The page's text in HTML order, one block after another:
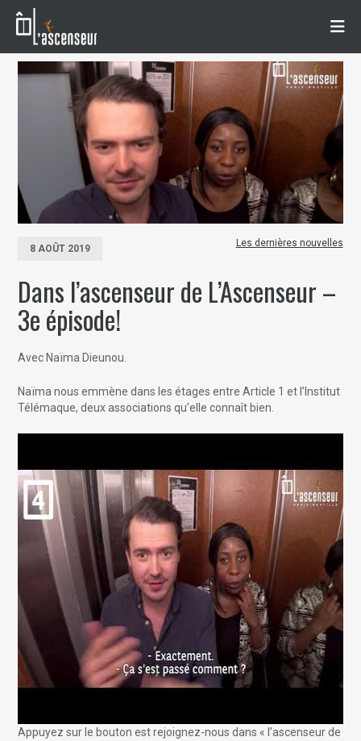
8 AOÛT 2019 Les dernières nouvelles
Dans l’ascenseur de L’Ascenseur –
3e épisode!
Avec Naïma Dieunou.
Naïma nous emmène dans les étages entre Article 1 et l’Institut
Télémaque, deux associations qu’elle connaît bien.
Appuyez sur le bouton est rejoignez-nous dans « l’ascenseur de